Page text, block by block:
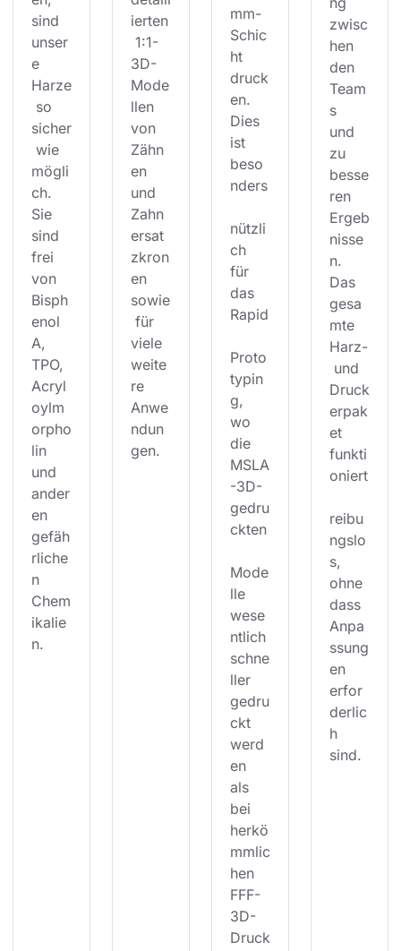
sind
unser
e
Harze
so
sicher
wie
mögli
ch.
Sie
sind
frei
von
Bisph
enol
A,
TPO,
Acryl
oylm
orpho
lin
und
ander
en
gefäh
rliche
n
Chem
ikalie
n.
ierten
1:1-
3D-
Mode
llen
von
Zähn
en
und
Zahn
ersat
zkron
en
sowie
für
viele
weite
re
Anwe
ndun
gen.
mm-
Schic
ht
druck
en.
Dies
ist
beso
nders
nützli
ch
für
das
Rapid
Proto
typin
g,
wo
die
MSLA
-3D-
gedru
ckten
Mode
lle
wese
ntlich
schne
ller
gedru
ckt
werd
en
als
bei
herkö
mmlic
hen
FFF-
3D-
Druck
zwisc
hen
den
Team
s
und
zu
besse
ren
Ergeb
nisse
n.
Das
gesa
mte
Harz-
und
Druck
erpak
et
funkti
oniert
reibu
ngslo
s,
ohne
dass
Anpa
ssung
en
erfor
derlic
h
sind.